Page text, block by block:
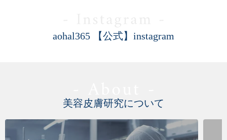
aohal365 【公式】instagram
美容皮膚研究について